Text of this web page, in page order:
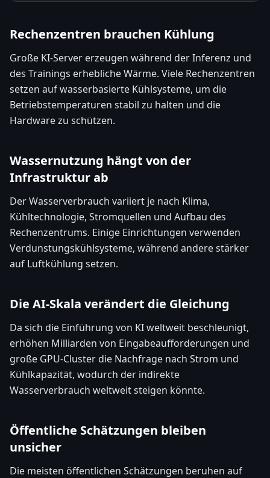
Rechenzentren brauchen Kühlung
Große KI-Server erzeugen während der Inferenz und
des Trainings erhebliche Wärme. Viele Rechenzentren
setzen auf wasserbasierte Kühlsysteme, um die
Betriebstemperaturen stabil zu halten und die
Hardware zu schützen.
Wassernutzung hängt von der
Infrastruktur ab
Der Wasserverbrauch variiert je nach Klima,
Kühltechnologie, Stromquellen und Aufbau des
Rechenzentrums. Einige Einrichtungen verwenden
Verdunstungskühlsysteme, während andere stärker
auf Luftkühlung setzen.
Die AI-Skala verändert die Gleichung
Da sich die Einführung von KI weltweit beschleunigt,
erhöhen Milliarden von Eingabeaufforderungen und
große GPU-Cluster die Nachfrage nach Strom und
Kühlkapazität, wodurch der indirekte
Wasserverbrauch weltweit steigen könnte.
Öffentliche Schätzungen bleiben
unsicher
Die meisten öffentlichen Schätzungen beruhen auf